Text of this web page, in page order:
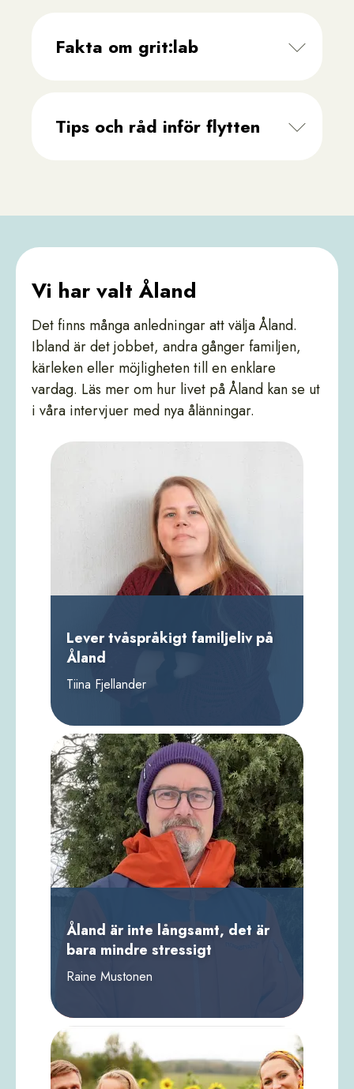
Fakta om grit:lab
Tips och råd inför flytten
Vi har valt Åland
Det finns många anledningar att välja Åland.
Ibland är det jobbet, andra gånger familjen,
kärleken eller möjligheten till en enklare
vardag. Läs mer om hur livet på Åland kan se ut
i våra intervjuer med nya ålänningar.
Lever tvåspråkigt familjeliv på
Åland
Tiina Fjellander
Åland är inte långsamt, det är
bara mindre stressigt
Raine Mustonen